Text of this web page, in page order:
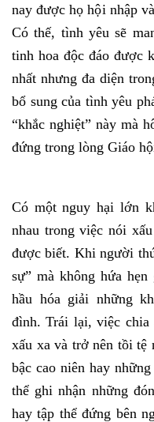
nay được họ hội nhập
Có thế, tình yêu sẽ
tinh hoa độc đáo được
nhất nhưng đa diện
bổ sung của tình yêu
“khắc nghiệt” này mà
đứng trong lòng Giáo
Có một nguy hại lớn
nhau trong việc nói
được biết. Khi người
sự” mà không hứa
hầu hóa giải những
đình. Trái lại, việc chia
xấu xa và trở nên tồi tệ
bậc cao niên hay
thể ghi nhận những
hay tập thể đứng bên